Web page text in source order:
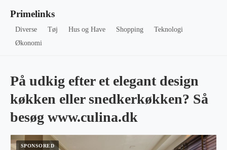
Primelinks
Diverse Tøj Hus og Have Shopping
Teknologi
Økonomi
På udkig efter et elegant design
køkken eller snedkerkøkken? Så
besøg www.culina.dk